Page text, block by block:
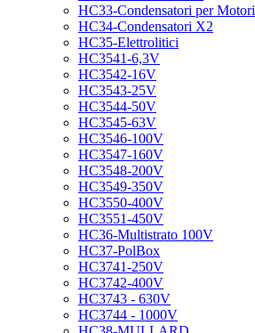
HC33-Condensatori per Motori
HC34-Condensatori X2
HC35-Elettrolitici
HC3541-6,3V
HC3542-16V
HC3543-25V
HC3544-50V
HC3545-63V
HC3546-100V
HC3547-160V
HC3548-200V
HC3549-350V
HC3550-400V
HC3551-450V
HC36-Multistrato 100V
HC37-PolBox
HC3741-250V
HC3742-400V
HC3743 - 630V
HC3744 - 1000V